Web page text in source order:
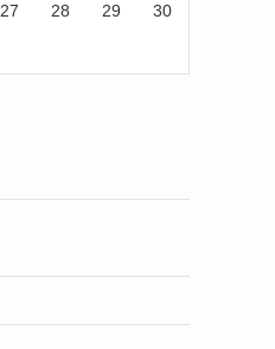
27 28 29 30